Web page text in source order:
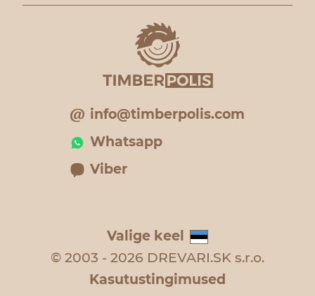
info@timberpolis.com
Whatsapp
Viber
Valige keel
© 2003 - 2026 DREVARI.SK s.r.o.
Kasutustingimused